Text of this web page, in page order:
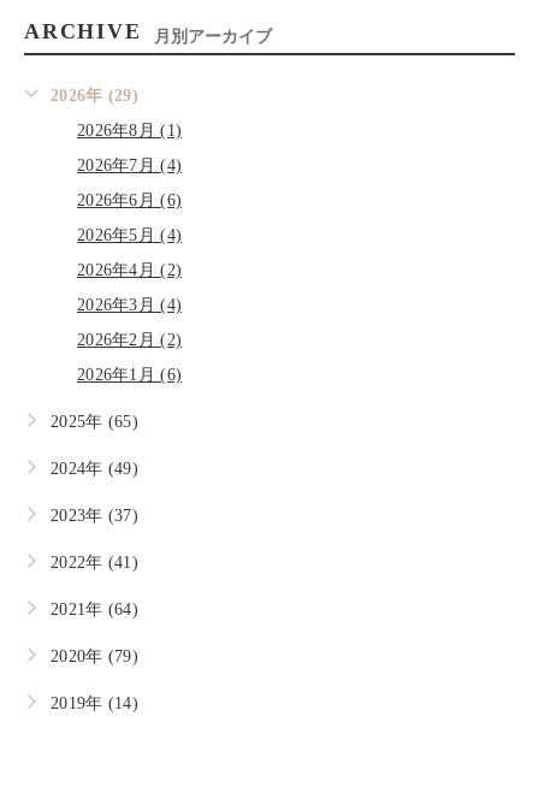
ARCHIVE 月別アーカイブ
2026年 (29)
2026年8月 (1)
2026年7月 (4)
2026年6月 (6)
2026年5月 (4)
2026年4月 (2)
2026年3月 (4)
2026年2月 (2)
2026年1月 (6)
2025年 (65)
2024年 (49)
2023年 (37)
2022年 (41)
2021年 (64)
2020年 (79)
2019年 (14)